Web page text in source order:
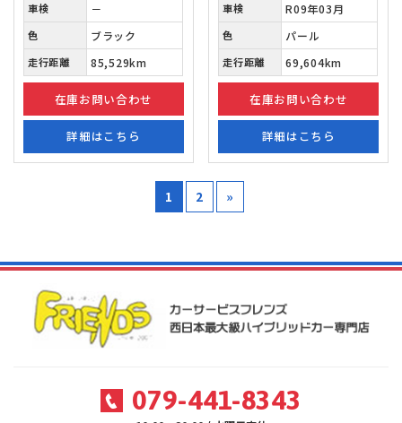
車検 －
色 ブラック
走行距離 85,529km
在庫お問い合わせ
詳細はこちら
車検 R09年03月
色 パール
走行距離 69,604km
在庫お問い合わせ
詳細はこちら
1 2 »
079-441-8343